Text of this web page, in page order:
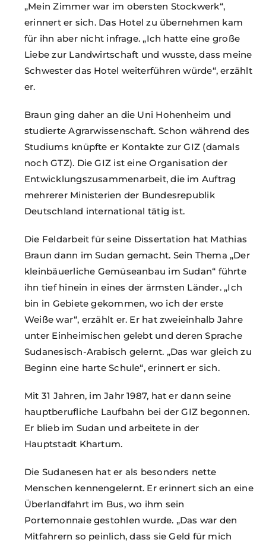
„Mein Zimmer war im obersten Stockwerk“,
erinnert er sich. Das Hotel zu übernehmen kam
für ihn aber nicht infrage. „Ich hatte eine große
Liebe zur Landwirtschaft und wusste, dass meine
Schwester das Hotel weiterführen würde“, erzählt
er.
Braun ging daher an die Uni Hohenheim und
studierte Agrarwissenschaft. Schon während des
Studiums knüpfte er Kontakte zur GIZ (damals
noch GTZ). Die GIZ ist eine Organisation der
Entwicklungszusammenarbeit, die im Auftrag
mehrerer Ministerien der Bundesrepublik
Deutschland international tätig ist.
Die Feldarbeit für seine Dissertation hat Mathias
Braun dann im Sudan gemacht. Sein Thema „Der
kleinbäuerliche Gemüseanbau im Sudan“ führte
ihn tief hinein in eines der ärmsten Länder. „Ich
bin in Gebiete gekommen, wo ich der erste
Weiße war“, erzählt er. Er hat zweieinhalb Jahre
unter Einheimischen gelebt und deren Sprache
Sudanesisch-Arabisch gelernt. „Das war gleich zu
Beginn eine harte Schule“, erinnert er sich.
Mit 31 Jahren, im Jahr 1987, hat er dann seine
hauptberufliche Laufbahn bei der GIZ begonnen.
Er blieb im Sudan und arbeitete in der
Hauptstadt Khartum.
Die Sudanesen hat er als besonders nette
Menschen kennengelernt. Er erinnert sich an eine
Überlandfahrt im Bus, wo ihm sein
Portemonnaie gestohlen wurde. „Das war den
Mitfahrern so peinlich, dass sie Geld für mich